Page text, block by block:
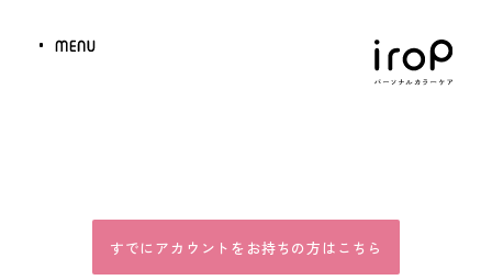
すでにアカウントをお持ちの方はこちら